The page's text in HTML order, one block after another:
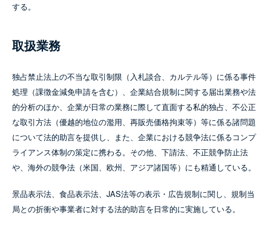
する。
取扱業務
独占禁止法上の不当な取引制限（入札談合、カルテル等）に係る事件
処理（課徴金減免申請を含む）、企業結合規制に関する届出業務や法
的分析のほか、企業が日常の業務に際して直面する私的独占、不公正
な取引方法（優越的地位の濫用、再販売価格拘束等）等に係る諸問題
について法的助言を提供し、また、企業における競争法に係るコンプ
ライアンス体制の策定に携わる。その他、下請法、不正競争防止法
や、海外の競争法（米国、欧州、アジア諸国等）にも精通している。
景品表示法、食品表示法、JAS法等の表示・広告規制に関し、規制当
局との折衝や事業者に対する法的助言を日常的に実施している。